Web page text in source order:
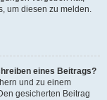
um diesen zu melden.
eines Beitrags?
und zu einem
gesicherten Beitrag